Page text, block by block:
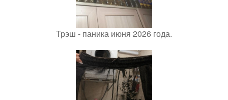
Трэш - паника июня 2026 года.